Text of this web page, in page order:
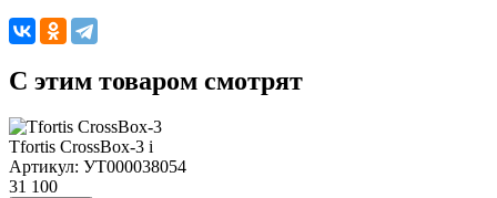
C этим товаром смотрят
Tfortis CrossBox-3 i
Артикул: УТ000038054
31 100